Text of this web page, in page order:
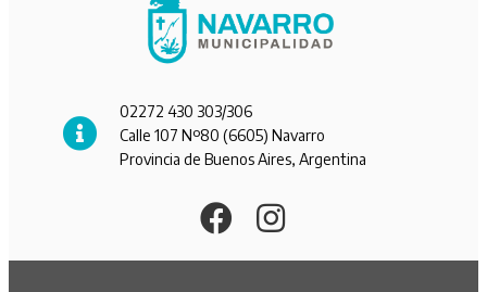
02272 430 303/306
Calle 107 Nº80 (6605) Navarro
Provincia de Buenos Aires, Argentina